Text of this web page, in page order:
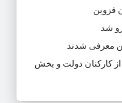
شد
معرفی شدند
کارکنان دولت و بخش